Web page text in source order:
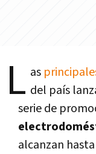
L as
del país
serie de
alcanzan